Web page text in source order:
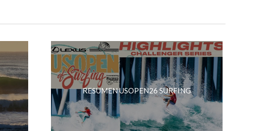
RESUMEN USOPEN26 SURFING